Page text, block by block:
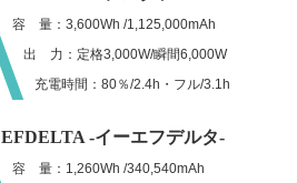
容 量：3,600Wh /1,125,000mAh
出 力：定格3,000W/瞬間6,000W
充電時間：80％/2.4h・フル/3.1h
EFDELTA -イーエフデルタ-
容 量：1,260Wh /340,540mAh